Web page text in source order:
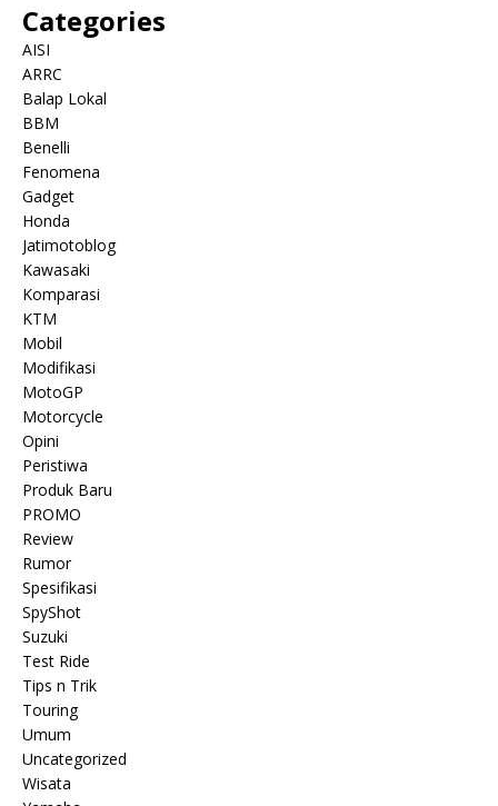
Categories
AISI
ARRC
Balap Lokal
BBM
Benelli
Fenomena
Gadget
Honda
Jatimotoblog
Kawasaki
Komparasi
KTM
Mobil
Modifikasi
MotoGP
Motorcycle
Opini
Peristiwa
Produk Baru
PROMO
Review
Rumor
Spesifikasi
SpyShot
Suzuki
Test Ride
Tips n Trik
Touring
Umum
Uncategorized
Wisata